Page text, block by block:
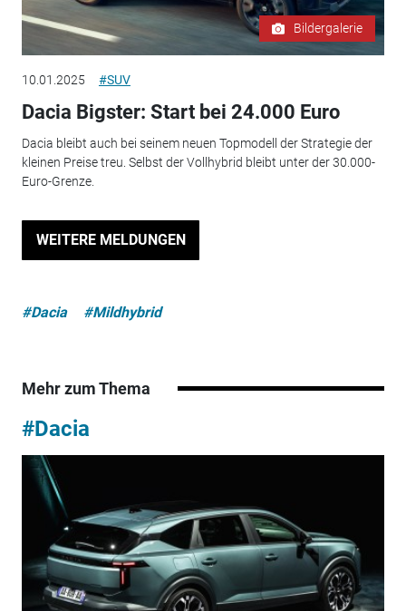
Bildergalerie
10.01.2025 #SUV
Dacia Bigster: Start bei 24.000 Euro
Dacia bleibt auch bei seinem neuen Topmodell der Strategie der
kleinen Preise treu. Selbst der Vollhybrid bleibt unter der 30.000-
Euro-Grenze.
WEITERE MELDUNGEN
#Dacia #Mildhybrid
Mehr zum Thema
#Dacia